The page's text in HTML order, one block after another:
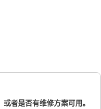
者是否有维修方案可用。